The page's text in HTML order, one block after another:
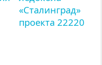
«Сталинград»
проекта 22220